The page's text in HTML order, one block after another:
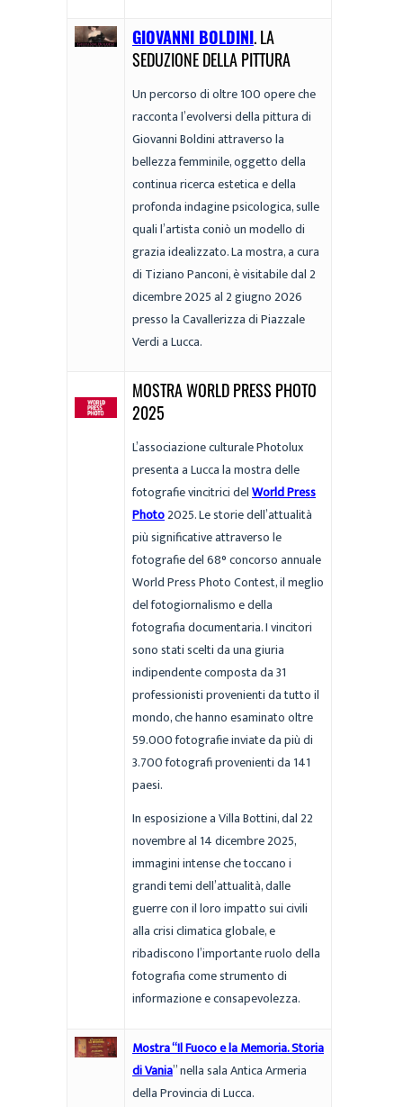
GIOVANNI BOLDINI. LA
SEDUZIONE DELLA PITTURA
Un percorso di oltre 100 opere che
racconta l’evolversi della pittura di
Giovanni Boldini attraverso la
bellezza femminile, oggetto della
continua ricerca estetica e della
profonda indagine psicologica, sulle
quali l’artista coniò un modello di
grazia idealizzato. La mostra, a cura
di Tiziano Panconi, è visitabile dal 2
dicembre 2025 al 2 giugno 2026
presso la Cavallerizza di Piazzale
Verdi a Lucca.
MOSTRA WORLD PRESS PHOTO
2025
L’associazione culturale Photolux
presenta a Lucca la mostra delle
fotografie vincitrici delWorld Press
Photo2025. Le storie dell’attualità
più significative attraverso le
fotografie del 68° concorso annuale
World Press Photo Contest, il meglio
del fotogiornalismo e della
fotografia documentaria. I vincitori
sono stati scelti da una giuria
indipendente composta da 31
professionisti provenienti da tutto il
mondo, che hanno esaminato oltre
59.000 fotografie inviate da più di
3.700 fotografi provenienti da 141
paesi.
In esposizione a Villa Bottini, dal 22
novembre al 14 dicembre 2025,
immagini intense che toccano i
grandi temi dell’attualità, dalle
guerre con il loro impatto sui civili
alla crisi climatica globale, e
ribadiscono l’importante ruolo della
fotografia come strumento di
informazione e consapevolezza.
Mostra “Il Fuoco e la Memoria. Storia
di Vania” nella sala Antica Armeria
della Provincia di Lucca.